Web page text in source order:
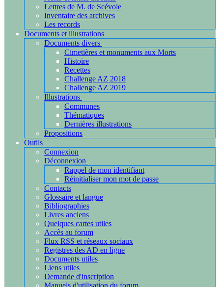
Lettres de M. de Scévole
Inventaire des archives
Les records
Documents et illustrations
Documents divers
Cimetières et monuments aux Morts
Histoire
Recettes
Challenge AZ 2018
Challenge AZ 2019
Illustrations
Communes
Thématiques
Dernières illustrations
Propositions
Outils
Connexion
Déconnexion
Rappel de mon identifiant
Réinitialiser mon mot de passe
Contacts
Glossaire et langue
Bibliographies
Livres anciens
Quelques cartes utiles
Accès au forum
Flux RSS et réseaux sociaux
Registres des AD en ligne
Documents utiles
Liens utiles
Demande d'inscription
Manuels d'utilisation du forum